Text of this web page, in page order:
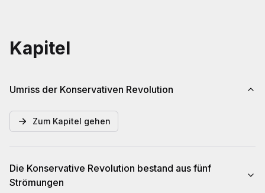
Kapitel
Umriss der Konservativen Revolution
Zum Kapitel gehen
Die Konservative Revolution bestand aus fünf
Strömungen